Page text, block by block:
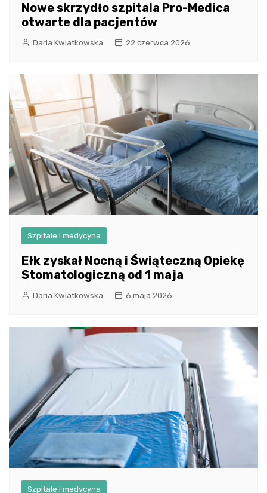
Nowe skrzydło szpitala Pro-Medica
otwarte dla pacjentów
Daria Kwiatkowska 22 czerwca 2026
Szpitale i medycyna
Ełk zyskał Nocną i Świąteczną Opiekę
Stomatologiczną od 1 maja
Daria Kwiatkowska 6 maja 2026
Szpitale i medycyna